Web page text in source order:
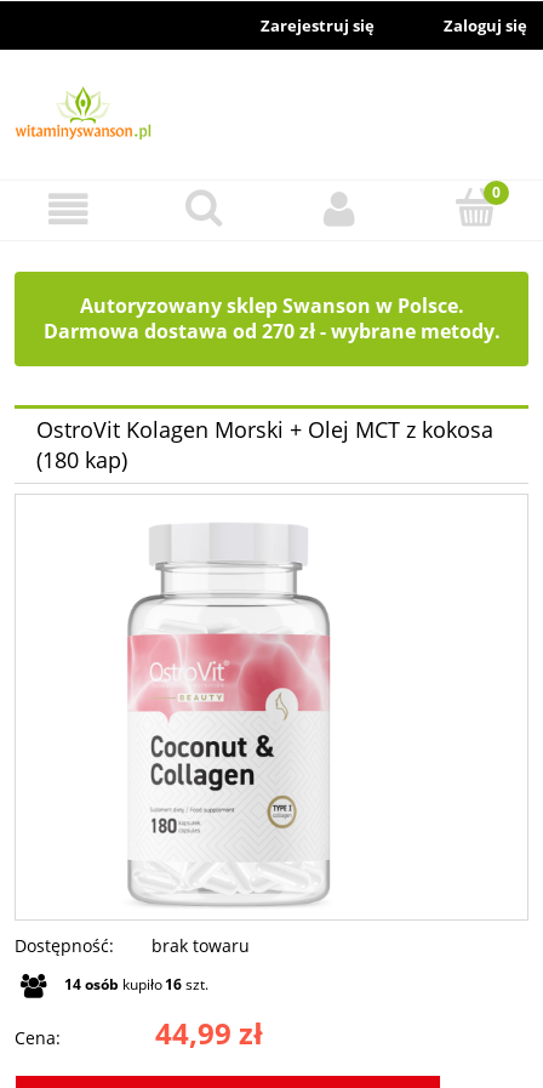
Zarejestruj się Zaloguj się
Autoryzowany sklep Swanson w Polsce.
Darmowa dostawa od 270 zł - wybrane metody.
OstroVit Kolagen Morski + Olej MCT z kokosa
(180 kap)
Dostępność: brak towaru
14osób kupiło16szt.
Cena: 44,99 zł